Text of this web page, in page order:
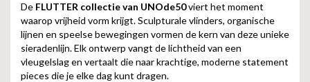
De FLUTTER collectie van UNOde50viert het moment
waarop vrijheid vorm krijgt. Sculpturale vlinders, organische
lijnen en speelse bewegingen vormen de kern van deze unieke
sieradenlijn. Elk ontwerp vangt de lichtheid van een
vleugelslag en vertaalt die naar krachtige, moderne statement
pieces die je elke dag kunt dragen.